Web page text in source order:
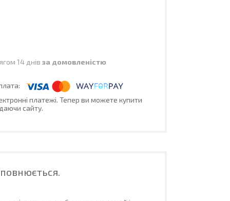
14 днів за домовленістю
платежі. Тепер ви можете купити
сайту.